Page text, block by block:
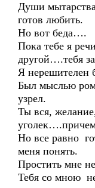
Души
готов любить.
Но вот беда….
Пока тебе я
другой….тебя
Я нерешителен
Был мыслью
узрел.
Ты вся,
Но все равно
меня понять.
Простить мне
Тебя со мною